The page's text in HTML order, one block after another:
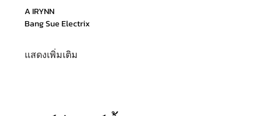
A IRYNN
Bang Sue Electrix
แสดงเพิ่มเติม